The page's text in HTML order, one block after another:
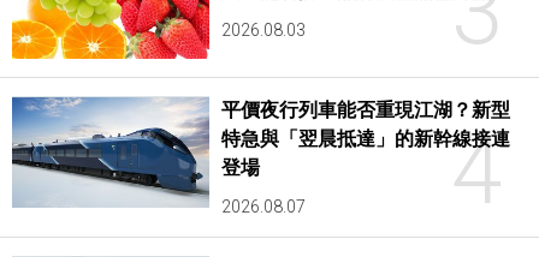
2026.08.03
4
平價夜行列車能否重現江湖？新型
特急與「翌晨抵達」的新幹線接連
登場
2026.08.07